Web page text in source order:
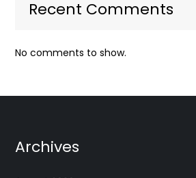
Recent Comments
No comments to show.
Archives